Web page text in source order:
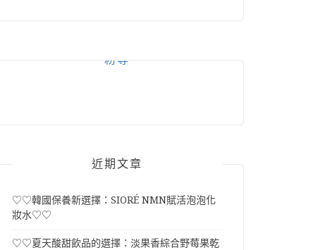
粉專
近期文章
♡♡韓國保養新選擇：SIORÉ NMN賦活泡泡化
妝水♡♡
♡♡夏天酸甜飲品的選擇：淡果香綜合野莓果乾